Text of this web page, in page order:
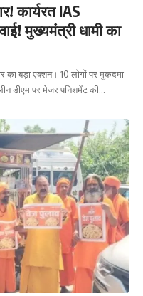
कार्यरत IAS
मुख्यमंत्री धामी का
का बड़ा एक्शन। 10 लोगों पर मुकदमा
डीएम पर मेजर पनिशमेंट की…